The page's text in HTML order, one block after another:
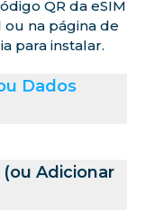
QR da eSIM
na página de
para instalar.
Dados
Adicionar